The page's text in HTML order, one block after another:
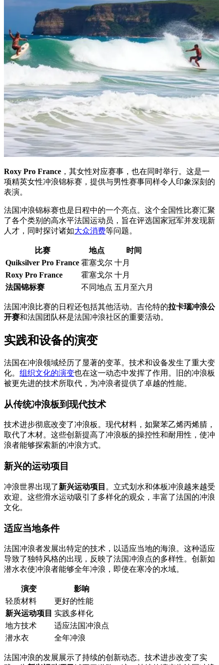
Roxy Pro France ，其女性对应赛事，也在同时举行。这是一
项精英女性冲浪锦标赛，提供与男性赛事同样令人印象深刻的
表演。
法国冲浪锦标赛也是日程中的一个亮点。这个全国性比赛汇聚
了各个类别的高水平法国运动员，旨在评选国家冠军并发现新
人才，同时探讨诸如大众消费等问题。
比赛 地点
时间
Quiksilver Pro France 霍塞戈尔 十月
Roxy Pro France
霍塞戈尔 十月
法国锦标赛
不同地点 五月至六月
法国冲浪比赛的日程还包括其他活动。吉伦特的拉卡瑙冲浪公
开赛和法国团队杯是法国冲浪社区的重要活动。
实践和设备的演变
法国在冲浪领域经历了显著的变革。技术和设备发生了重大变
化。 组织文化的演变也在这一动态中发挥了作用。旧的冲浪板
被更先进的技术所取代，为冲浪者提供了卓越的性能。
从传统冲浪板到现代技术
技术进步彻底改变了冲浪板。现代材料，如聚苯乙烯丙烯腈，
取代了木材。这些创新提高了冲浪板的操控性和耐用性，使冲
浪者能够探索新的冲浪方式。
新兴的运动项目
冲浪世界出现了新兴运动项目 。立式划水和体板冲浪越来越受
欢迎。这些滑水运动吸引了多样化的观众，丰富了法国的冲浪
文化。
适应当地条件
法国冲浪者发展出特定的技术，以适应当地的海浪。这种适应
导致了独特风格的出现，反映了法国冲浪点的多样性。创新如
潜水衣使冲浪者能够全年冲浪，即使在寒冷的水域。
演变
影响
轻质材料
更好的性能
新兴运动项目 实践多样化
地方技术
适应法国冲浪点
潜水衣
全年冲浪
法国冲浪的发展展示了持续的创新动态。技术进步改变了实